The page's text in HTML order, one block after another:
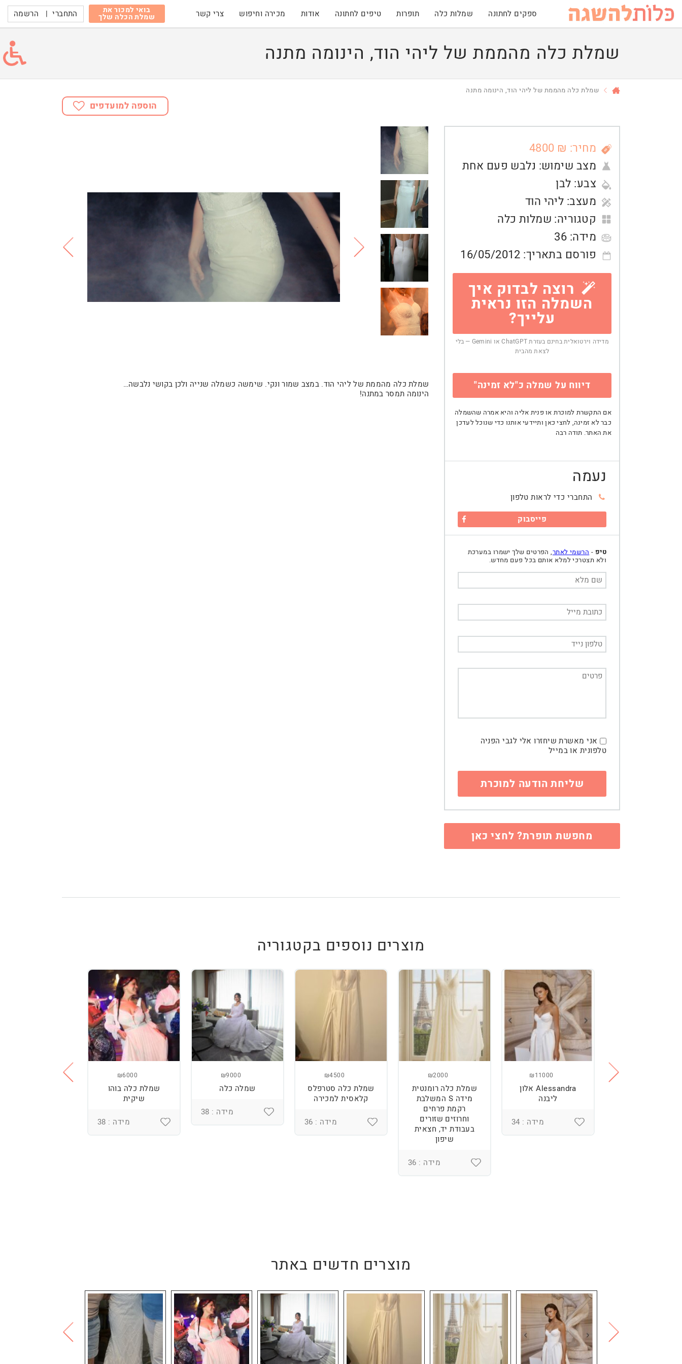
ספקים לחתונה שמלות כלה תופרות טיפים לחתונה אודות מכירה וחיפוש צרי קשר בואי למכור את
שמלת הכלה שלך התחברי | הרשמה
שמלת כלה מהממת של ליהי הוד, הינומה מתנה
שמלת כלה מהממת של ליהי הוד, הינומה מתנה
הוספה למועדפים
מחיר: ₪ 4800
מצב שימוש: נלבש פעם אחת
צבע: לבן
מעצב: ליהי הוד
קטגוריה: שמלות כלה
מידה: 36
פורסם בתאריך: 16/05/2012
רוצה לבדוק איך
השמלה הזו נראית
עלייך?
מדידה וירטואלית בחינם בעזרת ChatGPT או Gemini — בלי
לצאת מהבית
דיווח על שמלה כ"לא זמינה"
אם התקשרת למוכרת או פנית אליה והיא אמרה שהשמלה
כבר לא זמינה, לחצי כאן ותיידעי אותנו כדי שנוכל לעדכן
את האתר. תודה רבה
נעמה
התחברי כדי לראות טלפון
פייסבוק
טיפ - הרשמי לאתר, הפרטים שלך ישמרו במערכת
ולא תצטרכי למלא אותם בכל פעם מחדש.
אני מאשרת שיחזרו אלי לגבי הפניה
טלפונית או במייל
מחפשת תופרת? לחצי כאן
שמלת כלה מהממת של ליהי הוד. במצב שמור ונקי. שימשה כשמלה שנייה ולכן בקושי נלבשה…
הינומה תמסר במתנה!
מוצרים נוספים בקטגוריה
₪11000
Alessandra אלון
ליבנה
מידה : 34
₪2000
שמלת כלה רומנטית
מידה S המשלבת
רקמת פרחים
וחרוזים שזורים
בעבודת יד, חצאית
שיפון
מידה : 36
₪4500
שמלת כלה סטרפלס
קלאסית למכירה
מידה : 36
₪9000
שמלה כלה
מידה : 38
₪6000
שמלת כלה בוהו
שיקית
מידה : 38
מוצרים חדשים באתר